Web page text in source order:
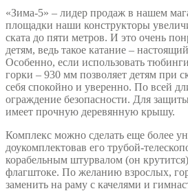
«Зима-5» – лидер продаж в нашем
площадки наши конструкторы
ската до пяти метров. И это очень
детям, ведь такое катание –
Особенно, если использовать
горки – 930 мм позволяет детям при
себя спокойно и уверенно. По всей
ограждение безопасности. Для
имеет прочную деревянную крышу.
Комплекс можно сделать еще более
доукомплектовав его трубой-
корабельным штурвалом (он
флагштоке. По желанию взрослых,
заменить на раму с качелями и